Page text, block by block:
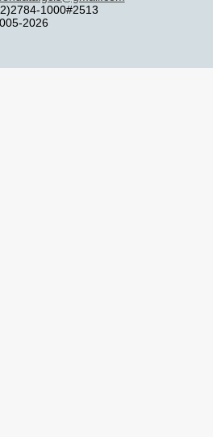
1000#2513
2026